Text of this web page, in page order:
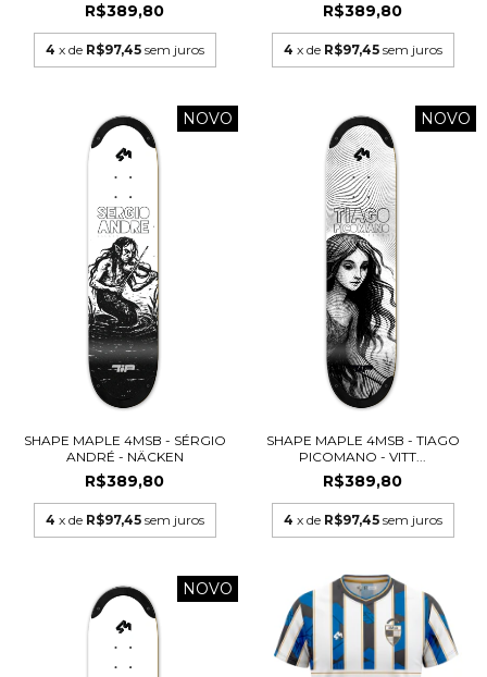
R$389,80
4 x de R$97,45 sem juros
R$389,80
4 x de R$97,45 sem juros
NOVO
SHAPE MAPLE 4MSB - SÉRGIO
ANDRÉ - NÄCKEN
R$389,80
4 x de R$97,45 sem juros
NOVO
SHAPE MAPLE 4MSB - TIAGO
PICOMANO - VITT...
R$389,80
4 x de R$97,45 sem juros
NOVO